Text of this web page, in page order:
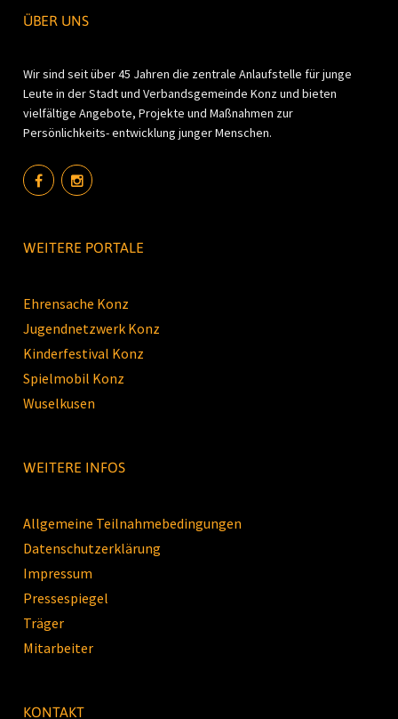
ÜBER UNS
Wir sind seit über 45 Jahren die zentrale Anlaufstelle für junge
Leute in der Stadt und Verbandsgemeinde Konz und bieten
vielfältige Angebote, Projekte und Maßnahmen zur
Persönlichkeits- entwicklung junger Menschen.
WEITERE PORTALE
Ehrensache Konz
Jugendnetzwerk Konz
Kinderfestival Konz
Spielmobil Konz
Wuselkusen
WEITERE INFOS
Allgemeine Teilnahmebedingungen
Datenschutzerklärung
Impressum
Pressespiegel
Träger
Mitarbeiter
KONTAKT